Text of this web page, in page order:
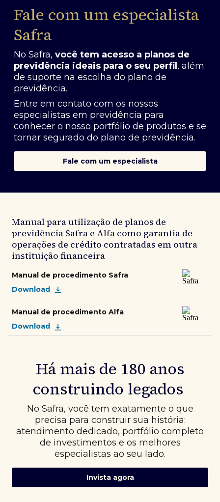
Fale com um especialista
Safra
No Safra, você tem acesso a planos de
previdência ideais para o seu perfil , além
de suporte na escolha do plano de
previdência.
Entre em contato com os nossos
especialistas em previdência para
conhecer o nosso portfólio de produtos e se
tornar segurado do plano de previdência.
Fale com um especialista
Manual para utilização de planos de
previdência Safra e Alfa como garantia de
operações de crédito contratadas em outra
instituição financeira
Manual de procedimento Safra
Download
Manual de procedimento Alfa
Download
Há mais de 180 anos
construindo legados
No Safra, você tem exatamente o que
precisa para construir sua história:
atendimento dedicado, portfólio completo
de investimentos e os melhores
especialistas ao seu lado.
Invista agora